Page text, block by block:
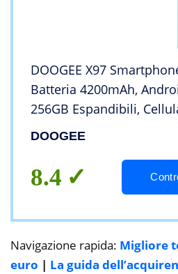
DOOGEE X97
Batteria 4200mAh,
256GB Espandibili,
Pollici, AI Fotocamera 8
DOOGEE
8.4
Navigazione rapida: Migliore
euro | La guida